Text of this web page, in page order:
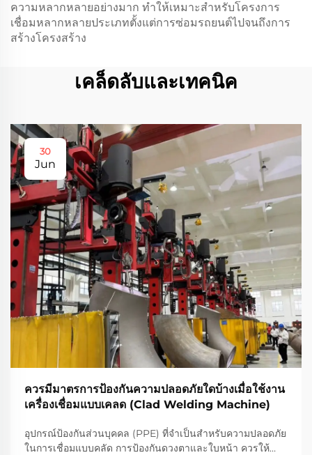
ความหลากหลายอย่างมาก ทำให้เหมาะสำหรับโครงการ
เชื่อมหลากหลายประเภทตั้งแต่การซ่อมรถยนต์ไปจนถึงการ
สร้างโครงสร้าง
เคล็ดลับและเทคนิค
30
Jun
ควรมีมาตรการป้องกันความปลอดภัยใดบ้างเมื่อใช้งาน
เครื่องเชื่อมแบบเคลด (Clad Welding Machine)
อุปกรณ์ป้องกันส่วนบุคคล (PPE) ที่จำเป็นสำหรับความปลอดภัย
ในการเชื่อมแบบคลัด การป้องกันดวงตาและใบหน้า ควรให้